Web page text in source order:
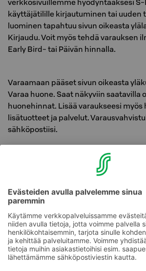
verkkosivuillemme hyödyntääksesi
käyttäjätilille kirjautuminen tai uuden
luominen tapahtuu sivun oikeasta
Kirjaudu. Voit myös tehdä varauksen
Early Bird- tai Päivän hinnalla.
Varaamaan pääset sivun oikeasta
Varaa huone. Saat näkyviin saatavilla
huonehinnat. Lisää varaukseesi myös
lisätuotteet ja palvelut.
sähköpostiisi.
Hinta on vapaa-ajan alkaen-hinta S-
asiakasomistajille. Hinnasta saa S-
mutta ei muita hintaetuja. Hinta ei
Saatavuus ja hinta vaihtelevat päivän
Lisätietoja:
puh. 010 783 1000 (pvm/mpm)